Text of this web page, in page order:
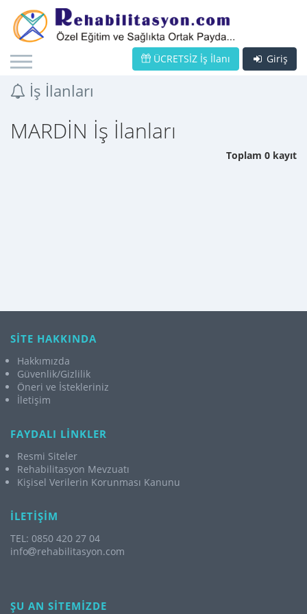
Giriş
ÜCRETSİZ İş İlanı
İş İlanları
MARDİN İş İlanları
Toplam 0 kayıt
SİTE HAKKINDA
Hakkımızda
Güvenlik/Gizlilik
Öneri ve İstekleriniz
İletişim
FAYDALI LİNKLER
Resmi Siteler
Rehabilitasyon Mevzuatı
Kişisel Verilerin Korunması Kanunu
İLETİŞİM
TEL: 0850 420 27 04
info
rehabilitasyon.com
ŞU AN SİTEMİZDE